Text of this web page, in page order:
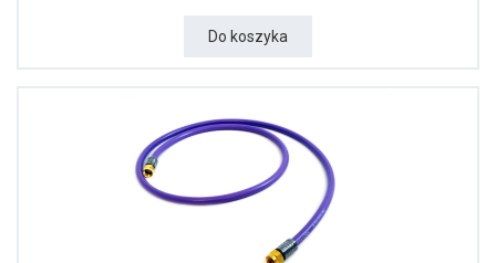
Do koszyka